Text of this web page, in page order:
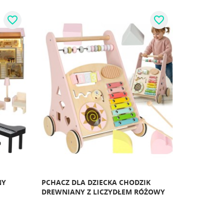
favorite_border
PCHACZ DLA DZIECKA CHODZIK
DREWNIANY Z LICZYDŁEM RÓŻOWY
favorite_border